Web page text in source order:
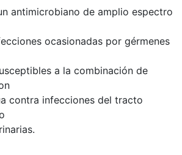
antimicrobiano de amplio espectro
ocasionadas por gérmenes
a la combinación de
contra infecciones del tracto